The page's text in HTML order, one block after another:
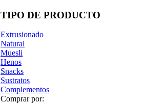
TIPO DE PRODUCTO
Extrusionado
Natural
Muesli
Henos
Snacks
Sustratos
Complementos
Comprar por: